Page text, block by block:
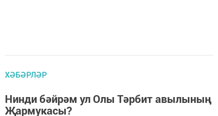
ХӘБӘРЛӘР
Нинди бәйрәм ул Олы Тәрбит авылының
Җармукасы?